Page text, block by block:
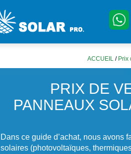
ACCUEIL / Prix
PRIX DE
PANNEAUX
Dans ce guide d’achat, nous avons
solaires (photovoltaïques,